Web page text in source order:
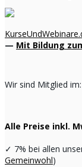
— Mit Bildung
Wir sind Mitglied im:
Alle Preise inkl.
✓ 7% bei allen
Gemeinwohl)